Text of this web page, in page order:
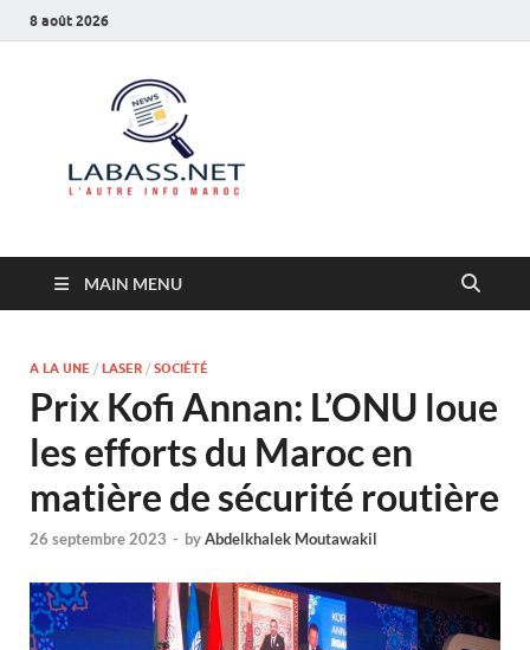
8 août 2026
MAIN MENU
A LA UNE / LASER / SOCIÉTÉ
Prix Kofi Annan: L’ONU loue
les efforts du Maroc en
matière de sécurité routière
26 septembre 2023 - byAbdelkhalek Moutawakil